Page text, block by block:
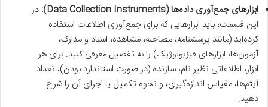
ابزارهای جمع‌آوری داده‌ها (Data Collection Instruments):
در
این قسمت، باید ابزارهایی که برای جمع‌آوری اطلاعات استفاده
کرده‌اید (مانند پرسشنامه، مصاحبه، مشاهده، اسناد و مدارک،
آزمون‌ها، ابزارهای فیزیولوژیک) را به تفصیل معرفی کنید. برای هر
ابزار، اطلاعاتی نظیر نام، سازنده (در صورت استاندارد بودن)، تعداد
آیتم‌ها، مقیاس اندازه‌گیری، و نحوه تکمیل یا اجرای آن را شرح
دهید.